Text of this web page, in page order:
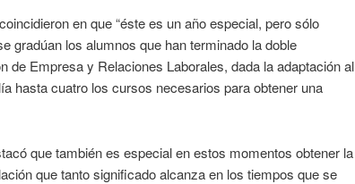
en que “éste es un año especial, pero sólo
gradúan los alumnos que han terminado la doble
de Empresa y Relaciones Laborales, dada la adaptación al
hasta cuatro los cursos necesarios para obtener una
que también es especial en estos momentos obtener la
que tanto significado alcanza en los tiempos que se